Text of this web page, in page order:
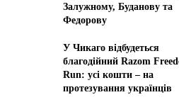
Залужному, Буданову та
Федорову
У Чикаго відбудеться
благодійний Razom
Run: усі кошти – на
протезування українців